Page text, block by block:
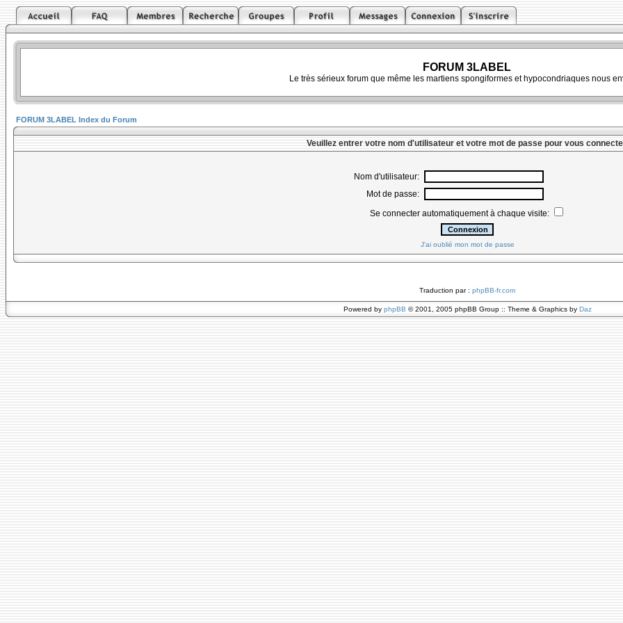
FORUM 3LABEL
Le très sérieux forum que même les martiens spongiformes et hypocondriaques nous
FORUM 3LABEL Index du Forum
Veuillez entrer votre nom d'utilisateur et votre mot de passe pour vous
Nom d'utilisateur:
Mot de passe:
Se connecter automatiquement à chaque visite:
J'ai oublié mon mot de passe
Traduction par : phpBB-fr.com
Powered by phpBB © 2001, 2005 phpBB Group :: Theme & Graphics by Daz